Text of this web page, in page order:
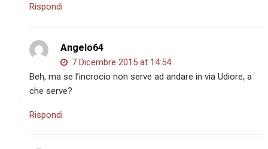
Rispondi
Angelo64
7 Dicembre 2015 at 14:54
Beh, ma se l’incrocio non serve ad andare in via Udiore, a
che serve?
Rispondi